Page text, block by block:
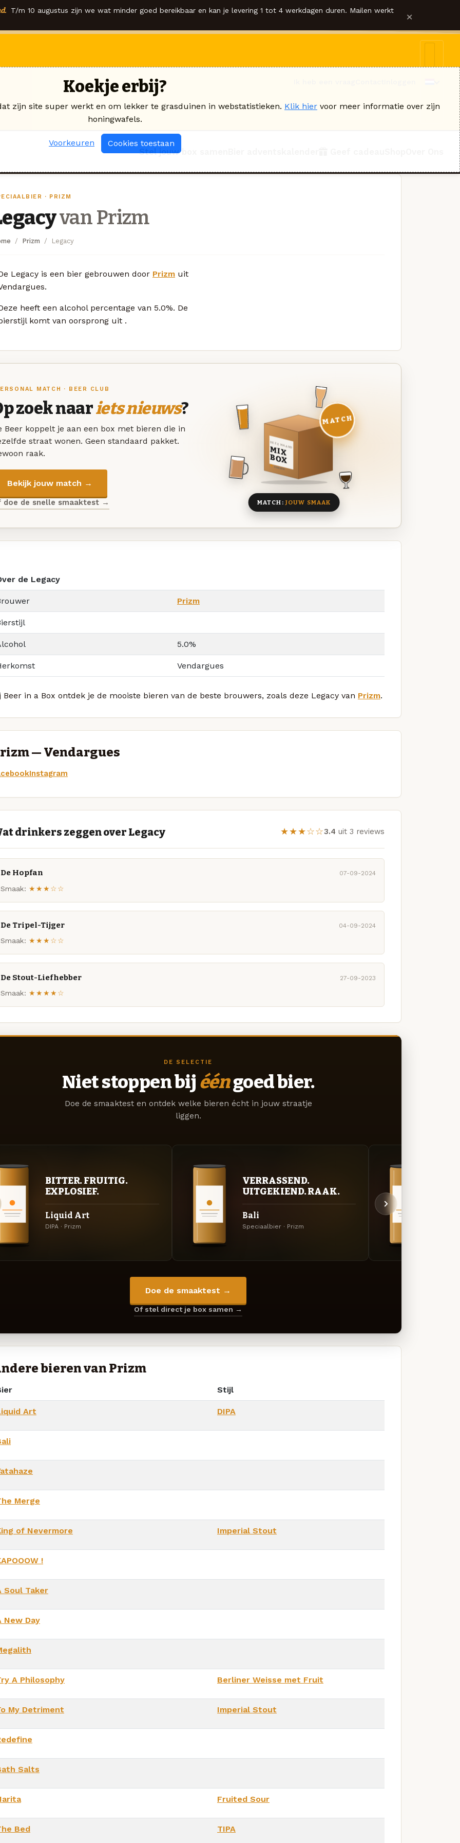
T/m 10 augustus zijn we wat minder goed bereikbaar en kan je levering 1 tot 4 werkdagen duren. Mailen werkt ×
Stel jouw box samen
· PRIZM
van Prizm
Prizm Legacy
Legacy is een bier gebrouwen door Prizm uit
heeft een alcohol percentage van 5.0%. De
komt van oorsprong uit .
MATCH · BEER CLUB
zoek naariets nieuws?
Beer koppelt je aan een box met bieren die in
straat wonen. Geen standaard pakket.
raak.
Bekijk jouw match →
doe de snelle smaaktest →
DEZE MAAND
MIX
BOX
8 BIEREN
MATCH
MATCH: JOUW SMAAK
de Legacy
Prizm
5.0%
Vendargues
Beer in a Box ontdek je de mooiste bieren van de beste brouwers, zoals deze Legacy van Prizm.
— Vendargues
Instagram
drinkers zeggen over Legacy ★★★☆☆3.4 uit 3 reviews
De Hopfan 07-09-2024
Smaak: ★★★☆☆
De Tripel-Tijger 04-09-2024
Smaak: ★★★☆☆
De Stout-Liefhebber 27-09-2023
Smaak: ★★★★☆
DE SELECTIE
Niet stoppen bij ééngoed bier.
Doe de smaaktest en ontdek welke bieren écht in jouw straatje
liggen.
BITTER. FRUITIG.
EXPLOSIEF.
Liquid Art
DIPA · Prizm
VERRASSEND.
UITGEKIEND. RAAK.
Bali
Speciaalbier · Prizm
Doe de smaaktest →
Of stel direct je box samen →
bieren van Prizm
Stijl
Art DIPA
Merge
of Nevermore Imperial Stout
!
Soul Taker
New Day
A Philosophy Berliner Weisse met Fruit
My Detriment Imperial Stout
Salts
Fruited Sour
Bed TIPA
Koekje erbij?
zijn site super werkt en om lekker te grasduinen in webstatistieken. Klik hier voor meer informatie over zijn
honingwafels.
Voorkeuren Cookies toestaan